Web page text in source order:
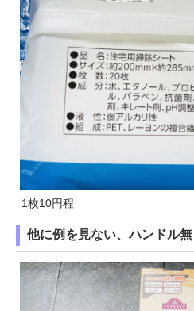
1枚10円程
他に例を見ない、ハンドル